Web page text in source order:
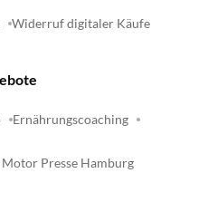
Widerruf digitaler Käufe
Ernährungscoaching
Presse Hamburg